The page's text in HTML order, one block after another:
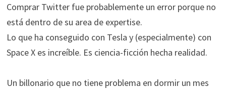
Comprar Twitter fue probablemente un error porque no
está dentro de su area de expertise.
Lo que ha conseguido con Tesla y (especialmente) con
Space X es increíble. Es ciencia-ficción hecha realidad.
Un billonario que no tiene problema en dormir un mes